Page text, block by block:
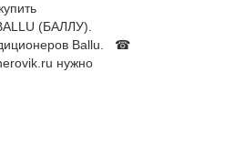
(БАЛЛУ).
Ballu. ☎
нужно